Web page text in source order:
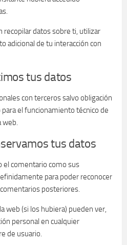
recopilar datos sobre ti, utilizar
adicional de tu interacción con
tus datos
con terceros salvo obligación
para el funcionamiento técnico de
web.
tus datos
el comentario como sus
para poder reconocer
posteriores.
web (si los hubiera) pueden ver,
personal en cualquier
de usuario.